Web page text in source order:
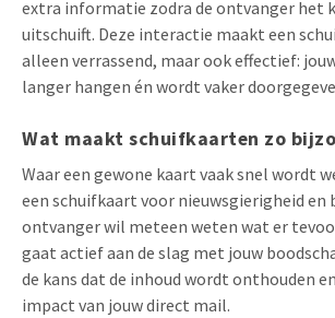
extra informatie zodra de ontvanger het
uitschuift. Deze interactie maakt een
alleen verrassend, maar ook effectief:
langer hangen én wordt vaker
Wat maakt schuifkaarten zo
Waar een gewone kaart vaak snel wordt
een schuifkaart voor nieuwsgierigheid en
ontvanger wil meteen weten wat er
gaat actief aan de slag met jouw
de kans dat de inhoud wordt onthouden
impact van jouw direct mail.